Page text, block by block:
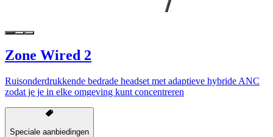
Zone Wired 2
Ruisonderdrukkende bedrade headset met adaptieve hybride ANC
zodat je je in elke omgeving kunt concentreren
Speciale aanbiedingen